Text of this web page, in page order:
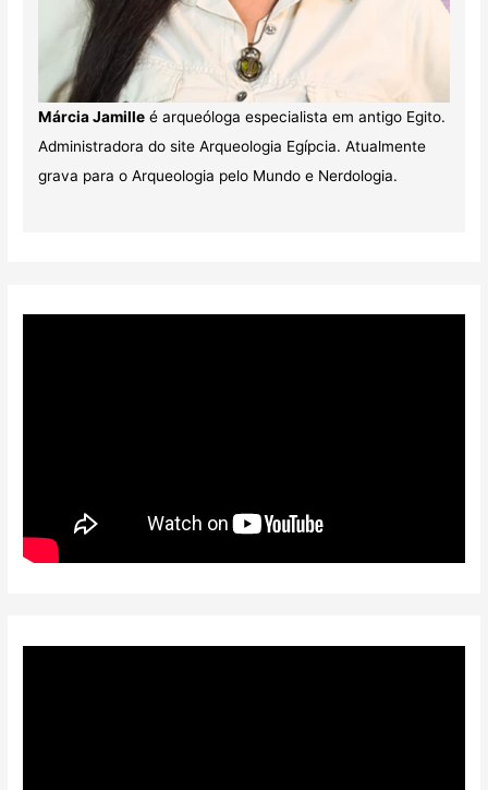
Márcia Jamilleé arqueóloga especialista em antigo Egito.
Administradora do site Arqueologia Egípcia. Atualmente
grava para o Arqueologia pelo Mundo e Nerdologia.